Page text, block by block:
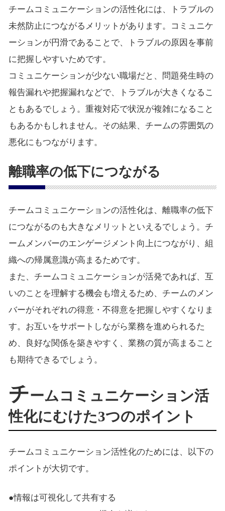
チームコミュニケーションの活性化には、トラブルの
未然防止につながるメリットがあります。コミュニケ
ーションが円滑であることで、トラブルの原因を事前
に把握しやすいためです。
コミュニケーションが少ない職場だと、問題発生時の
報告漏れや把握漏れなどで、トラブルが大きくなるこ
ともあるでしょう。重複対応で状況が複雑になること
もあるかもしれません。その結果、チームの雰囲気の
悪化にもつながります。
離職率の低下につながる
チームコミュニケーションの活性化は、離職率の低下
につながるのも大きなメリットといえるでしょう。チ
ームメンバーのエンゲージメント向上につながり、組
織への帰属意識が高まるためです。
また、チームコミュニケーションが活発であれば、互
いのことを理解する機会も増えるため、チームのメン
バーがそれぞれの得意・不得意を把握しやすくなりま
す。お互いをサポートしながら業務を進められるた
め、良好な関係を築きやすく、業務の質が高まること
も期待できるでしょう。
チームコミュニケーション活
性化にむけた3つのポイント
チームコミュニケーション活性化のためには、以下の
ポイントが大切です。
●情報は可視化して共有する